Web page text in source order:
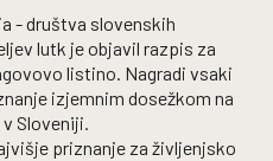
- društva slovenskih
lutk je objavil razpis za
listino. Nagradi vsaki
izjemnim dosežkom na
Sloveniji.
priznanje za življenjsko